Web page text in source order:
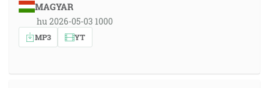
MAGYAR
hu 2026-05-03 1000
MP3 YT